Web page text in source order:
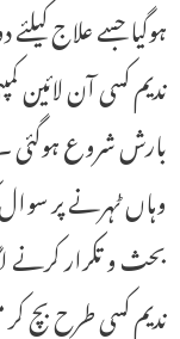
ندیم کسی آن لائین
بارش شروع ہوگئی
وہاں ٹہرنے پر
بحث و تکرار کرنے
ندیم کسی طرح بچ کر